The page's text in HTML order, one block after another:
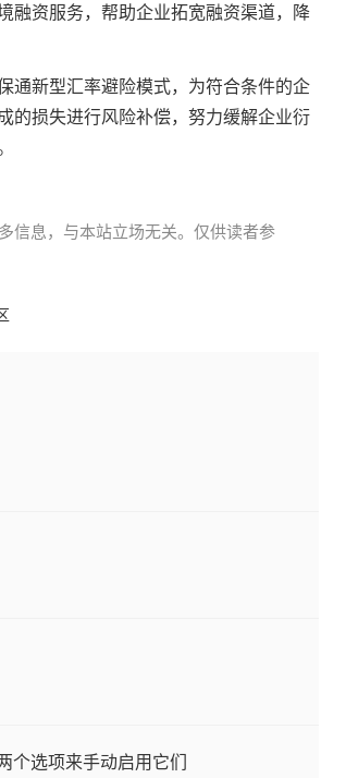
融资服务，帮助企业拓宽融资渠道，降
通新型汇率避险模式，为符合条件的企
的损失进行风险补偿，努力缓解企业衍
信息，与本站立场无关。仅供读者参
个选项来手动启用它们